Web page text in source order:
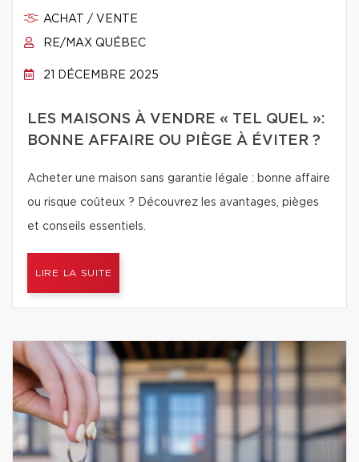
ACHAT / VENTE
RE/MAX QUÉBEC
21 DÉCEMBRE 2025
LES MAISONS À VENDRE « TEL QUEL »:
BONNE AFFAIRE OU PIÈGE À ÉVITER ?
Acheter une maison sans garantie légale : bonne affaire
ou risque coûteux ? Découvrez les avantages, pièges
et conseils essentiels.
LIRE LA SUITE